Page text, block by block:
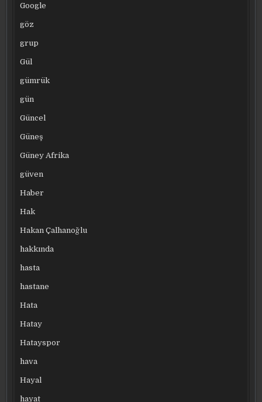
Google
göz
grup
Gül
gümrük
gün
Güncel
Güneş
Güney Afrika
güven
Haber
Hak
Hakan Çalhanoğlu
hakkında
hasta
hastane
Hata
Hatay
Hatayspor
hava
Hayal
hayat